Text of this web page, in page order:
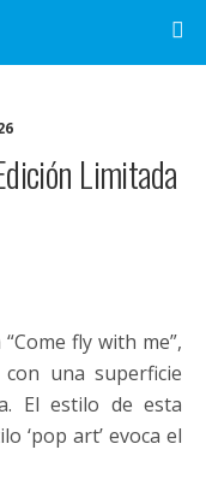
Limitada
fly with me”,
una superficie
El estilo de esta
‘pop art’ evoca el